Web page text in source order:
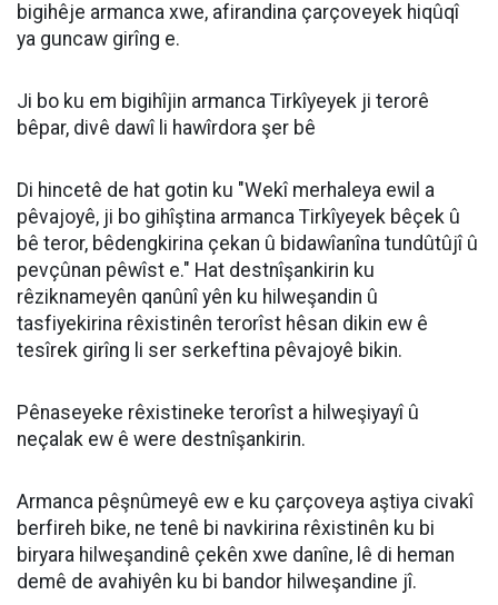
bigihêje armanca xwe, afirandina çarçoveyek hiqûqî
ya guncaw girîng e.
Ji bo ku em bigihîjin armanca Tirkîyeyek ji terorê
bêpar, divê dawî li hawîrdora şer bê
Di hincetê de hat gotin ku "Wekî merhaleya ewil a
pêvajoyê, ji bo gihîştina armanca Tirkîyeyek bêçek û
bê teror, bêdengkirina çekan û bidawîanîna tundûtûjî û
pevçûnan pêwîst e." Hat destnîşankirin ku
rêziknameyên qanûnî yên ku hilweşandin û
tasfiyekirina rêxistinên terorîst hêsan dikin ew ê
tesîrek girîng li ser serkeftina pêvajoyê bikin.
Pênaseyeke rêxistineke terorîst a hilweşiyayî û
neçalak ew ê were destnîşankirin.
Armanca pêşnûmeyê ew e ku çarçoveya aştiya civakî
berfireh bike, ne tenê bi navkirina rêxistinên ku bi
biryara hilweşandinê çekên xwe danîne, lê di heman
demê de avahiyên ku bi bandor hilweşandine jî.